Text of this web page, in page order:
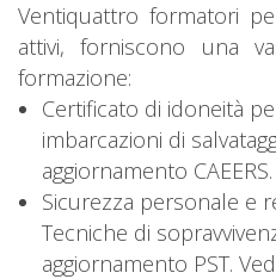
Ventiquattro formatori
attivi, forniscono una
formazione:
Certificato di idoneità
imbarcazioni di
aggiornamento
Sicurezza personale e
Tecniche di
aggiornamento PST.